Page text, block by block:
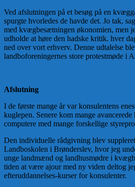
Ved afslutningen på et besøg på en
spurgte hvorledes de havde det. Jo tak,
med kvægbesætningen økonomien, men
udholde at høre den hadske kritik. hver
ned over vort erhverv. Denne udtalelse
landboforeningernes store protestmøde i
Afslutning
I de første mange år var konsulentens
kuglepen. Senere kom mange
computere med mange forskellige
Den individuelle rådgivning blev
Landboskolen i Brønderslev, hvor jeg
unge landmænd og landhusmødre i
tiden at være ajour med ny viden deltog
efteruddannelses-kurser for konsulenter.